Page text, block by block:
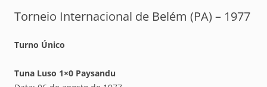
Torneio Internacional de Belém (PA) – 1977
Turno Único
Tuna Luso 1×0 Paysandu